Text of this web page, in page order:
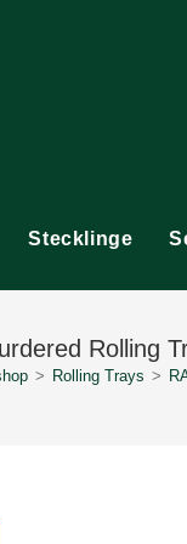
Stecklinge
Rolling
> Rolling Trays >